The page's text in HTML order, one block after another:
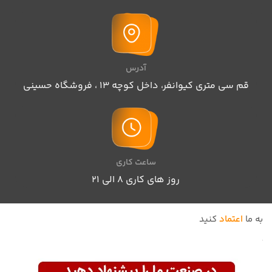
آدرس
قم سی متری کیوانفر، داخل کوچه 13 ، فروشگاه حسینی
ساعت کاری
روز های کاری 8 الی ۲۱
به ما اعتماد کنید